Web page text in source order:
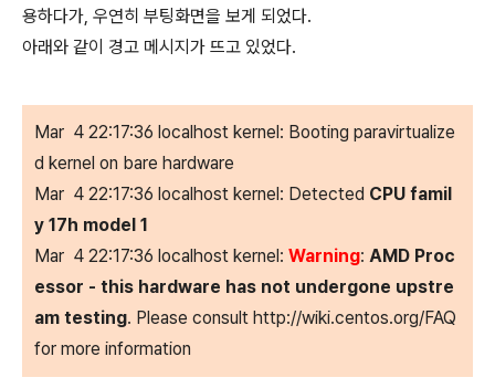
용하다가, 우연히 부팅화면을 보게 되었다.
아래와 같이 경고 메시지가 뜨고 있었다.
Mar 4 22:17:36 localhost kernel: Booting paravirtualize
d kernel on bare hardware
Mar 4 22:17:36 localhost kernel: Detected CPU famil
y 17h model 1
Mar 4 22:17:36 localhost kernel: Warning: AMD Proc
essor - this hardware has not undergone upstre
am testing. Please consult http://wiki.centos.org/FAQ
for more information